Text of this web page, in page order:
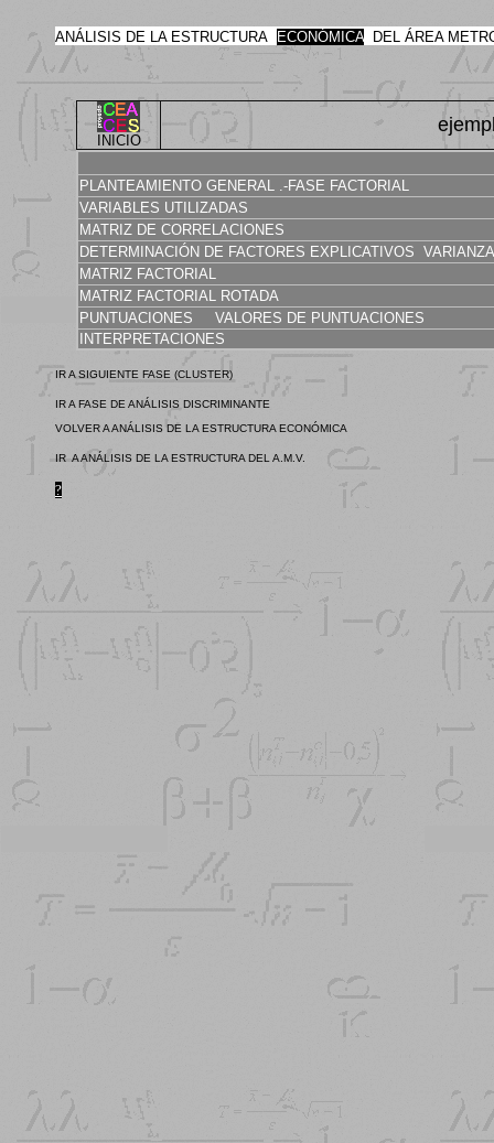
ANÁLISIS DE LA ESTRUCTURA ECONÓMICA DEL ÁREA
INICIO
PLANTEAMIENTO GENERAL .-FASE FACTORIAL
VARIABLES UTILIZADAS
MATRIZ DE CORRELACIONES
DETERMINACIÓN DE FACTORES EXPLICATIVOS
MATRIZ FACTORIAL
MATRIZ FACTORIAL ROTADA
PUNTUACIONES
VALORES DE PUNTUACIONES
INTERPRETACIONES
IR A SIGUIENTE FASE (CLUSTER)
IR A FASE DE ANÁLISIS DISCRIMINANTE
VOLVER A ANÁLISIS DE LA ESTRUCTURA ECONÓMICA
IR A ANÁLISIS DE LA ESTRUCTURA DEL A.M.V.
?